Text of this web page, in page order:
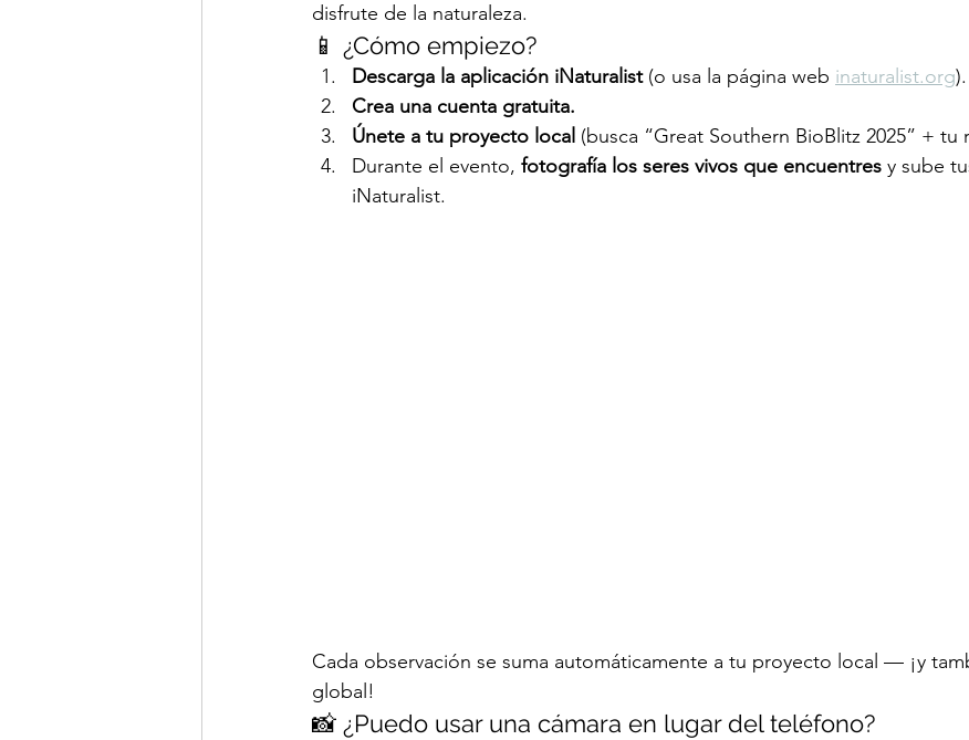
disfrute de la naturaleza.
📱 ¿Cómo empiezo?
Descarga la aplicación iNaturalist (o usa la página web inaturalist.org).
Crea una cuenta gratuita.
Únete a tu proyecto local (busca “Great Southern BioBlitz 2025” + tu
Durante el evento, fotografía los seres vivos que encuentres y sube
iNaturalist.
Cada observación se suma automáticamente a tu proyecto local — ¡y
global!
📸 ¿Puedo usar una cámara en lugar del teléfono?